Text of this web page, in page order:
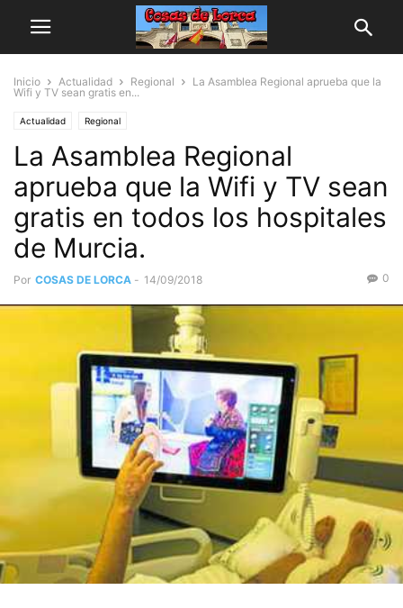
Inicio Actualidad Regional
La Asamblea Regional aprueba que la
Wifi y TV sean gratis en...
Actualidad Regional
La Asamblea Regional
aprueba que la Wifi y TV sean
gratis en todos los hospitales
de Murcia.
Por COSAS DE LORCA - 14/09/2018 0